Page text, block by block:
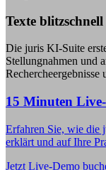
Texte blitzschnell
Die juris KI-Suite
Stellungnahmen und
15 Minuten
Erfahren Sie, wie die
erklärt und auf Ihre
Jetzt Live-Demo